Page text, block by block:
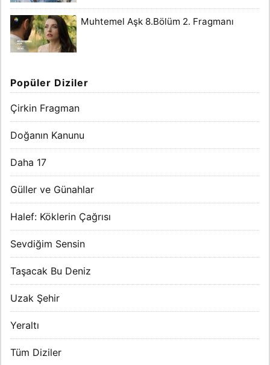
Muhtemel Aşk 8.Bölüm 2. Fragmanı
Popüler Diziler
Çirkin Fragman
Doğanın Kanunu
Daha 17
Güller ve Günahlar
Halef: Köklerin Çağrısı
Sevdiğim Sensin
Taşacak Bu Deniz
Uzak Şehir
Yeraltı
Tüm Diziler